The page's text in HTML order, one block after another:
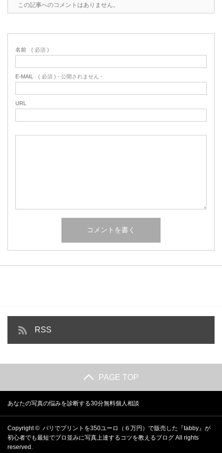
この記事へのコメントはありません。
名前 ( 必須 )
E-MAIL ( 必須 ) - 公開されません -
URL
RSS
PAGE TOP
あなたの写真の悩みを診断する30分無料個人相談
Copyright © パリでプリントを350ユーロ（６万円）で販売した『tabby』が
初心者でも最短でプロ並みに写真上達するコツを教えるブログ All rights
reserved.